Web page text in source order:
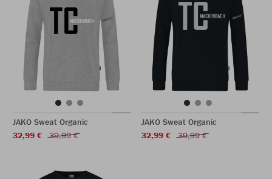
JAKO Sweat Organic
32,99 €
39,99 €
JAKO Sweat Organic
32,99 €
39,99 €